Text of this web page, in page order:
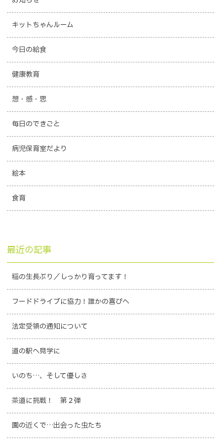
キットちゃんルーム
今日の給食
健康教育
想・感・思
毎日のできごと
病児保育室だより
絵本
食育
最近の記事
稲の生長ぶり／しっかり育ってます！
フードドライブに協力！誰かの喜びへ
法定受領の通知について
道の駅へ見学に
いのち…、そして優しさ
茶道に挑戦！ 第２弾
園の近くで…出会った虫たち